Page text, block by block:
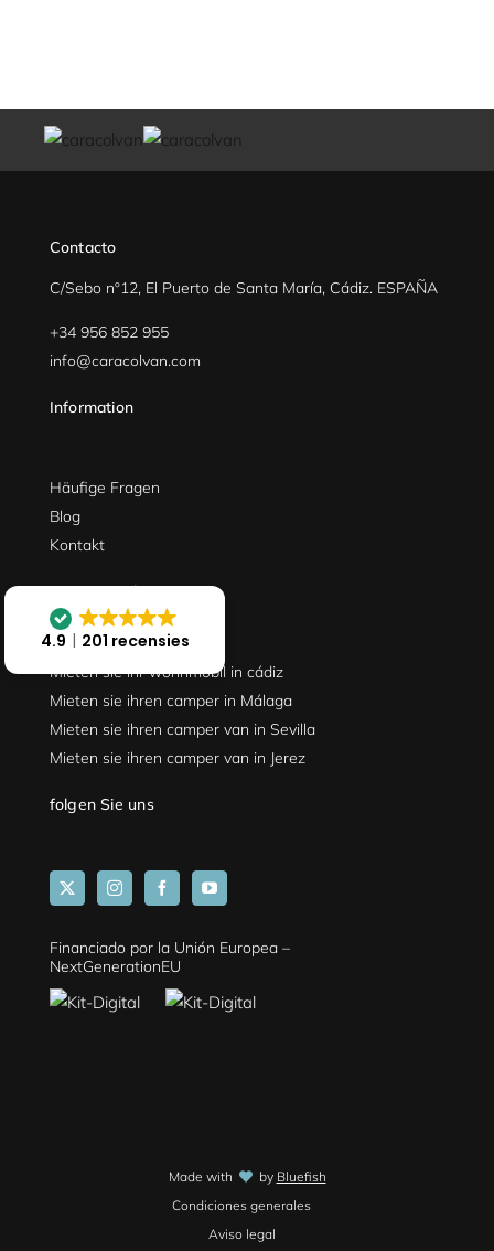
Contacto
C/Sebo nº12, El Puerto de Santa María, Cádiz. ESPAÑA
+34 956 852 955
info@caracolvan.com
Information
Häufige Fragen
Blog
Kontakt
Wo wir sind
Mieten sie ihr wohnmobil in cádiz
Mieten sie ihren camper in Málaga
Mieten sie ihren camper van in Sevilla
Mieten sie ihren camper van in Jerez
folgen Sie uns
Financiado por la Unión Europea –
NextGenerationEU
Made with by Bluefish
Condiciones generales
Aviso legal
4.9 201 recensies